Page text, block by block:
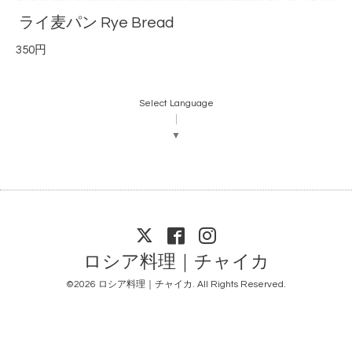
ライ麦パン Rye Bread
350円
Select Language
▼
ロシア料理｜チャイカ
©2026 ロシア料理｜チャイカ . All Rights Reserved.